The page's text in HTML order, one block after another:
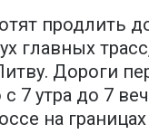
продлить
главных
Дороги
7 утра до 7
на